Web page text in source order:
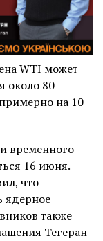
WTI может
около 80
на 10
временного
16 июня.
что
ядерное
также
Тегеран